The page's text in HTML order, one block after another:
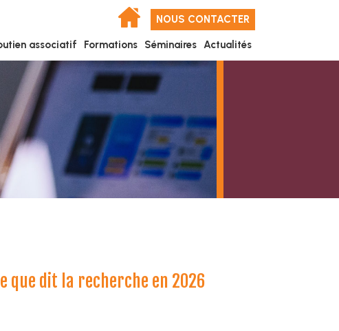
NOUS CONTACTER
associatif Formations Séminaires Actualités
que dit la recherche en 2026